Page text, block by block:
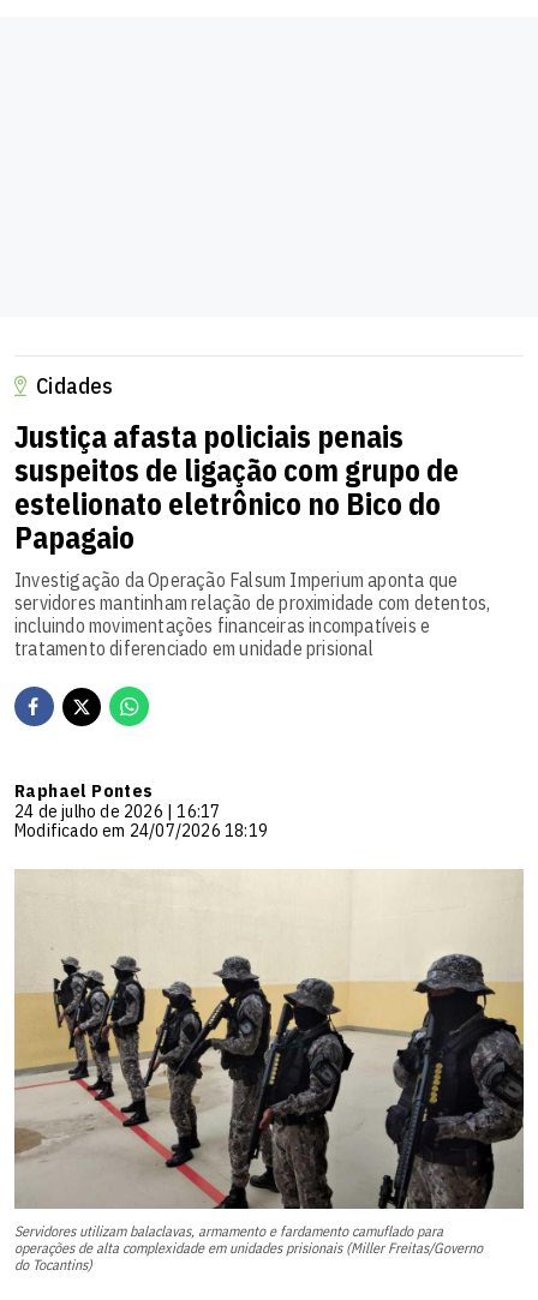
Cidades
Justiça afasta policiais penais
suspeitos de ligação com grupo de
estelionato eletrônico no Bico do
Papagaio
Investigação da Operação Falsum Imperium aponta que
servidores mantinham relação de proximidade com detentos,
incluindo movimentações financeiras incompatíveis e
tratamento diferenciado em unidade prisional
Raphael Pontes
24 de julho de 2026 | 16:17
Modificado em 24/07/2026 18:19
Servidores utilizam balaclavas, armamento e fardamento camuflado para
operações de alta complexidade em unidades prisionais (Miller Freitas/Governo
do Tocantins)